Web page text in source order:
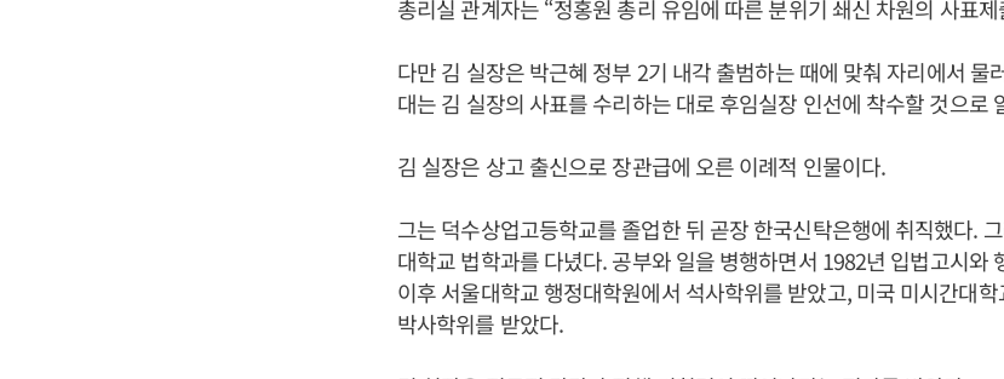
총리실 관계자는 “정홍원 총리 유임에 따른 분위기 쇄신 차원의 사표
다만 김 실장은 박근혜 정부 2기 내각 출범하는 때에 맞춰 자리에서 물
대는 김 실장의 사표를 수리하는 대로 후임실장 인선에 착수할 것으로
김 실장은 상고 출신으로 장관급에 오른 이례적 인물이다.
그는 덕수상업고등학교를 졸업한 뒤 곧장 한국신탁은행에 취직했다.
대학교 법학과를 다녔다. 공부와 일을 병행하면서 1982년 입법고시와
이후 서울대학교 행정대학원에서 석사학위를 받았고, 미국 미시간대
박사학위를 받았다.